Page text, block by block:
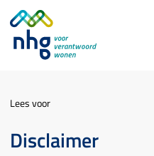
Lees voor
Disclaimer